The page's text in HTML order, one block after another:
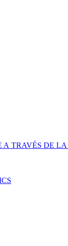
A TRAVÉS DE